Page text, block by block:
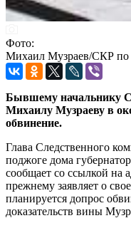
Фото:
Михаил Музраев/СКР по
Бывшему начальнику
Михаилу Музраеву в
обвинение.
Глава Следственного
поджоге дома
сообщает со ссылкой на
прежнему заявляет о
планируется допрос
доказательств вины